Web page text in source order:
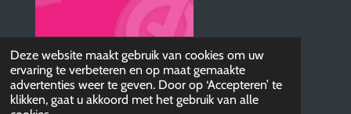
Deze website maakt gebruik van cookies om uw
ervaring te verbeteren en op maat gemaakte
advertenties weer te geven. Door op ‘Accepteren’ te
klikken, gaat u akkoord met het gebruik van alle
© 2019 - 2026 AudioBTQ
Powered byJouwWeb